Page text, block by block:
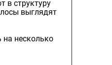
в структуру
выглядят
на несколько